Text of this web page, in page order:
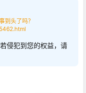
到头了吗？
侵犯到您的权益，请